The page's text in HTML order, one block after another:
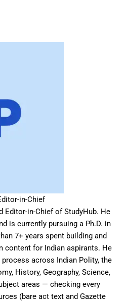
in-Chief
Editor-in-Chief of StudyHub. He
is currently pursuing a Ph.D. in
7+ years spent building and
content for Indian aspirants. He
across Indian Polity, the
History, Geography, Science,
areas — checking every
(bare act text and Gazette